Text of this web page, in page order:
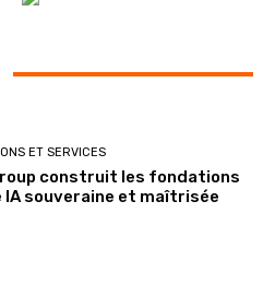
ET SERVICES
construit les fondations
IA souveraine et maîtrisée